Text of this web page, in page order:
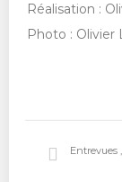
Réalisation :
Photo : Olivier
Entrevues